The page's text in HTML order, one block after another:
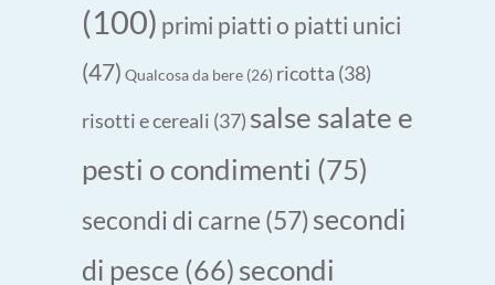
(100) primi piatti o piatti unici
(47) Qualcosa da bere (26) ricotta (38)
risotti e cereali (37) salse salate e
pesti o condimenti (75)
secondi di carne (57)secondi
di pesce (66) secondi